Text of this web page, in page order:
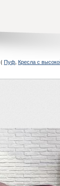
( Пуф, Кресла с